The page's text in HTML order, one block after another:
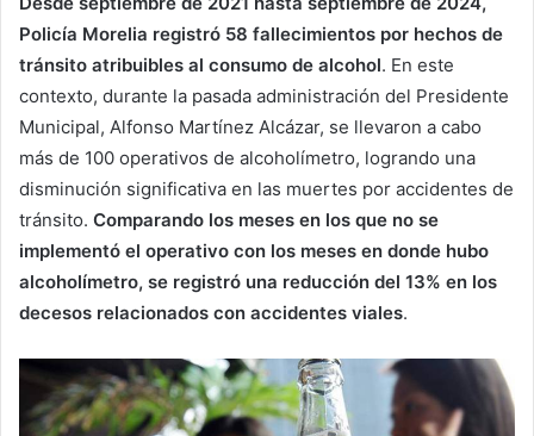
Policía Morelia registró 58 fallecimientos por hechos de
tránsito atribuibles al consumo de alcohol. En este
contexto, durante la pasada administración del Presidente
Municipal, Alfonso Martínez Alcázar, se llevaron a cabo
más de 100 operativos de alcoholímetro, logrando una
disminución significativa en las muertes por accidentes de
tránsito. Comparando los meses en los que no se
implementó el operativo con los meses en donde hubo
alcoholímetro, se registró una reducción del 13% en los
decesos relacionados con accidentes viales.